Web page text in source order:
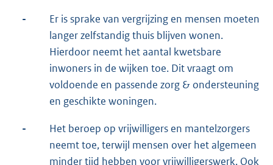
-
Er is sprake van vergrijzing en mensen moeten
langer zelfstandig thuis blijven wonen.
Hierdoor neemt het aantal kwetsbare
inwoners in de wijken toe. Dit vraagt om
voldoende en passende zorg & ondersteuning
en geschikte woningen.
-
Het beroep op vrijwilligers en mantelzorgers
neemt toe, terwijl mensen over het algemeen
minder tijd hebben voor vrijwilligerswerk. Ook